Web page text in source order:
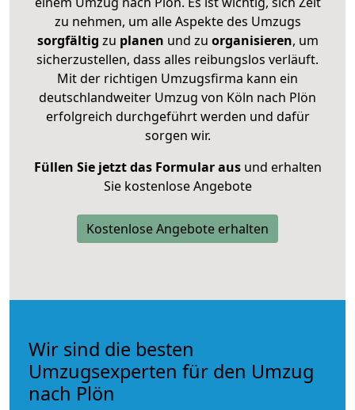
zu nehmen, um alle Aspekte des Umzugs
sorgfältig zu planen und zu organisieren, um
sicherzustellen, dass alles reibungslos verläuft.
Mit der richtigen Umzugsfirma kann ein
deutschlandweiter Umzug von Köln nach Plön
erfolgreich durchgeführt werden und dafür
sorgen wir.
Füllen Sie jetzt das Formular ausund erhalten
Sie kostenlose Angebote
Kostenlose Angebote erhalten
Wir sind die besten
Umzugsexperten für den Umzug
nach Plön